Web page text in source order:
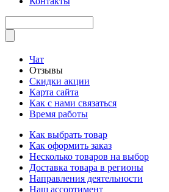
Чат
Отзывы
Скидки акции
Карта сайта
Как с нами связаться
Время работы
Как выбрать товар
Как оформить заказ
Несколько товаров на выбор
Доставка товара в регионы
Направления деятельности
Наш ассортимент